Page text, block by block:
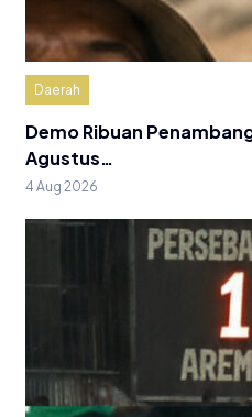
Daerah
Demo Ribuan
Agustus…
4 Aug 2026